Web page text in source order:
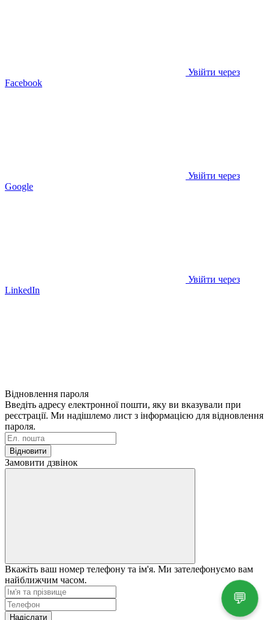
💬
Увійти через
Facebook
Увійти через
Google
Увійти через
LinkedIn
Відновлення пароля
Введіть адресу електронної пошти, яку ви вказували при
реєстрації. Ми надішлемо лист з інформацією для відновлення
пароля.
Відновити
Замовити дзвінок
Вкажіть ваш номер телефону та ім'я. Ми зателефонуємо вам
найближчим часом.
Надіслати